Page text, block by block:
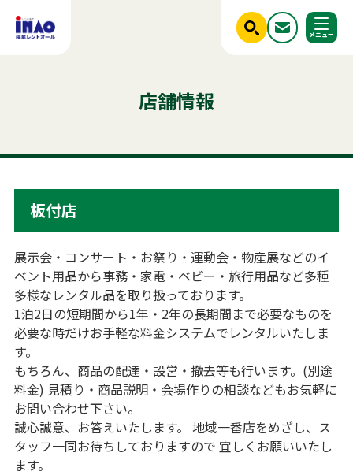
ご利用シーンから探す
はじめての方へ
店舗情報
新着情報
実績紹介
見積依頼フォーム
お問い合わせ
よくある質問
プライバシーポリシー
見積リスト
閉じる
テントテーブル発電機クーラーフライヤー椅子ベンチ
パーテーションパネル
セット商品
屋外イベント用品 事務用品
展示会用品 神事・セレモニー用品
模擬店用品
アミューズメント
パーティー用品
店舗情報
板付店
展示会・コンサート・お祭り・運動会・物産展などのイ
ベント用品から事務・家電・ベビー・旅行用品など多種
多様なレンタル品を取り扱っております。
1泊2日の短期間から1年・2年の長期間まで必要なものを
必要な時だけお手軽な料金システムでレンタルいたしま
す。
もちろん、商品の配達・設営・撤去等も行います。(別途
料金) 見積り・商品説明・会場作りの相談などもお気軽に
お問い合わせ下さい。
誠心誠意、お答えいたします。 地域一番店をめざし、ス
タッフ一同お待ちしておりますので 宜しくお願いいたし
ます。